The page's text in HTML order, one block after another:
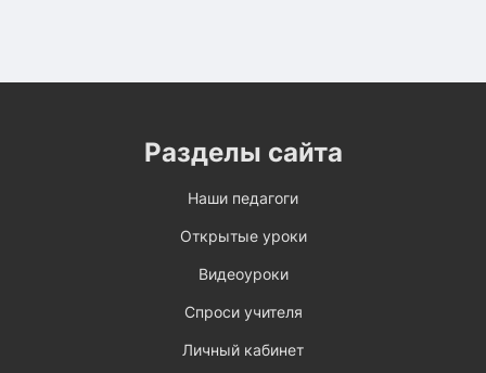
Разделы сайта
Наши педагоги
Открытые уроки
Видеоуроки
Спроси учителя
Личный кабинет